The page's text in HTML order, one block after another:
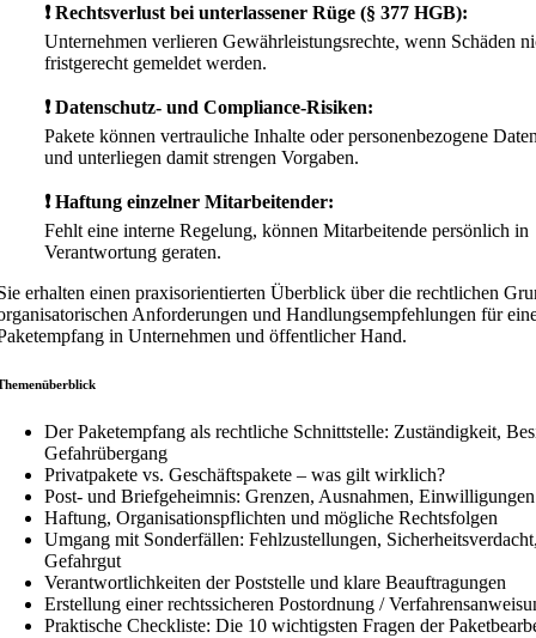
❗ Rechtsverlust bei unterlassener Rüge (§ 377 HGB):
Unternehmen verlieren Gewährleistungsrechte, wenn Schäden
fristgerecht gemeldet werden.
❗ Datenschutz- und Compliance-Risiken:
Pakete können vertrauliche Inhalte oder personenbezogene
und unterliegen damit strengen Vorgaben.
❗ Haftung einzelner Mitarbeitender:
Fehlt eine interne Regelung, können Mitarbeitende persönlich in
Verantwortung geraten.
erhalten einen praxisorientierten Überblick über die rechtlichen
Anforderungen und Handlungsempfehlungen für
in Unternehmen und öffentlicher Hand.
Der Paketempfang als rechtliche Schnittstelle: Zuständigkeit,
Gefahrübergang
Privatpakete vs. Geschäftspakete – was gilt wirklich?
Post- und Briefgeheimnis: Grenzen, Ausnahmen, Einwilligungen
Haftung, Organisationspflichten und mögliche Rechtsfolgen
Umgang mit Sonderfällen: Fehlzustellungen,
Gefahrgut
Verantwortlichkeiten der Poststelle und klare Beauftragungen
Erstellung einer rechtssicheren Postordnung /
Praktische Checkliste: Die 10 wichtigsten Fragen der